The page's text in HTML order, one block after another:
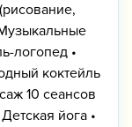
логопед •
коктейль
10 сеансов
йога •